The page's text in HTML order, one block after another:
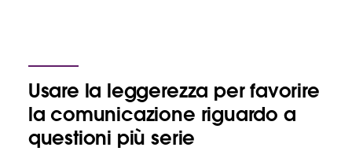
Usare la leggerezza per favorire
la comunicazione riguardo a
questioni più serie